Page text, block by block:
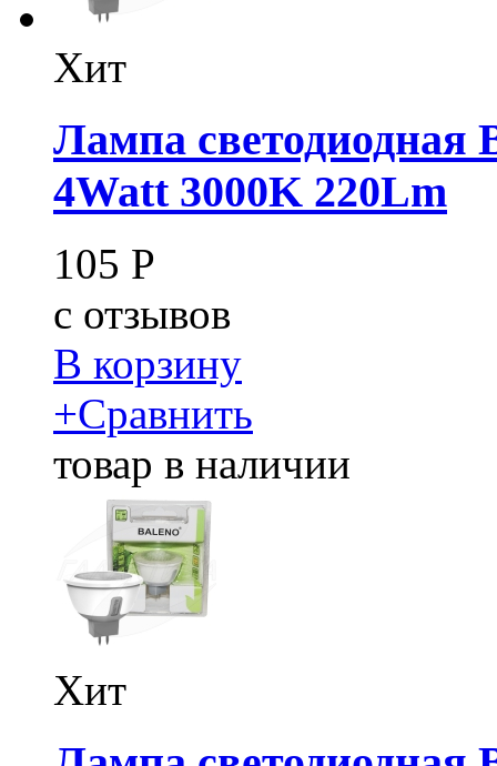
Хит
Лампа светодиодная
4Watt 3000K 220Lm
105 Р
c отзывов
В корзину
+Сравнить
товар в наличии
Хит